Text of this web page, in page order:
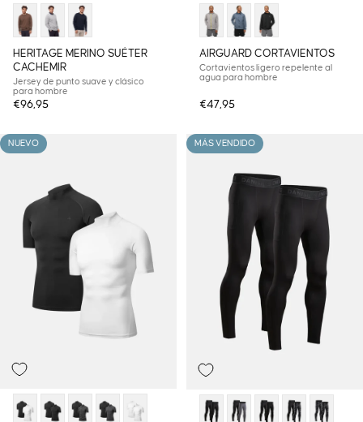
HERITAGE MERINO SUÉTER
CACHEMIR
Jersey de punto suave y clásico
para hombre
€96,95
AIRGUARD CORTAVIENTOS
Cortavientos ligero repelente al
agua para hombre
€47,95
NUEVO MÁS VENDIDO